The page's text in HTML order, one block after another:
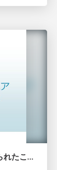
モブ社員がモブエンジニアを名乗って得られたこと_20260413